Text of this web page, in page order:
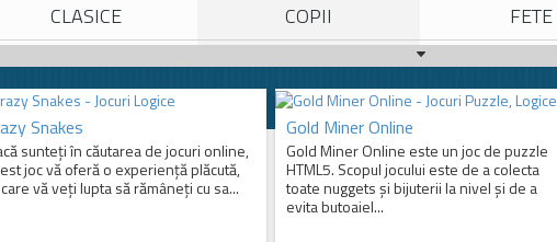
CLASICE
COPII FETE
INTRECERI
LOGICE MARIO
MOTOCICLETE
MULTIPLAYER PUZZLE
SPORT
STRATEGIE
Snakes
sunteți în căutarea de jocuri online,
joc vă oferă o experiență plăcută,
vă veți lupta să rămâneți cu sa...
Gold Miner Online
Gold Miner Online este un joc de puzzle
HTML5. Scopul jocului este de a colecta
toate nuggets și bijuterii la nivel și de a
evita butoaiel...